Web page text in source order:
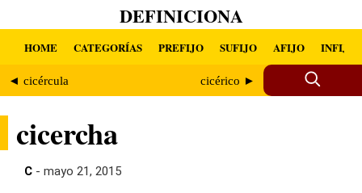
DEFINICIONA
HOME CATEGORÍAS PREFIJO SUFIJO AFIJO INFIJO
◄ cicércula cicérico ►
cicercha
C - mayo 21, 2015